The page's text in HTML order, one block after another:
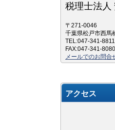
税理士法人
〒271-0046
千葉県松戸市西馬
TEL:047-341-8811
FAX:047-341-8080
メールでのお問合
アクセス